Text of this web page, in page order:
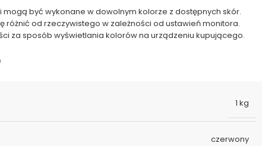
być wykonane w dowolnym kolorze z dostępnych skór.
różnić od rzeczywistego w zależności od ustawień monitora.
za sposób wyświetlania kolorów na urządzeniu kupującego.
1 kg
czerwony